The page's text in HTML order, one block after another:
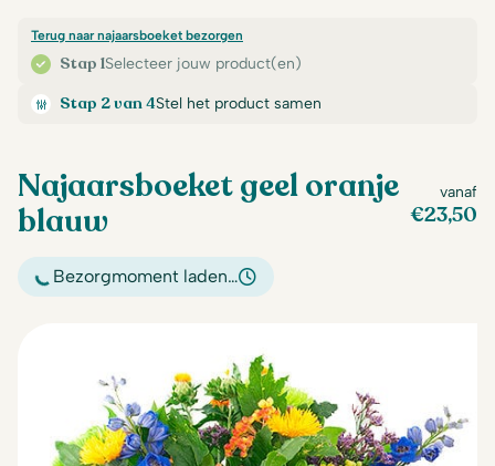
Stap 1Selecteer jouw product(en)
Terug naar najaarsboeket bezorgen
Stap 2 van 4Stel het product samen
Najaarsboeket geel oranje
blauw
vanaf
€23,50
Bezorgmoment laden…